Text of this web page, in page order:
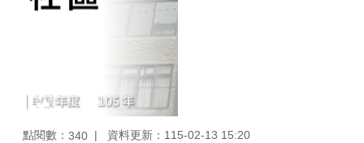
點閱數： 340
資料更新：115-02-13 15:20